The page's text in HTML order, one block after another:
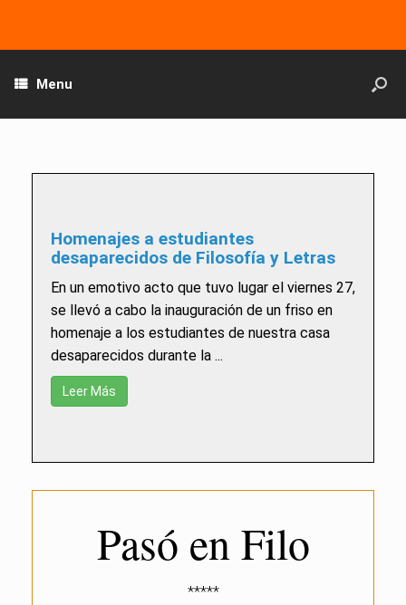
Menu
Homenajes a estudiantes
desaparecidos de Filosofía y Letras
En un emotivo acto que tuvo lugar el viernes 27,
se llevó a cabo la inauguración de un friso en
homenaje a los estudiantes de nuestra casa
desaparecidos durante la ...
Leer Más
Pasó en Filo
*****